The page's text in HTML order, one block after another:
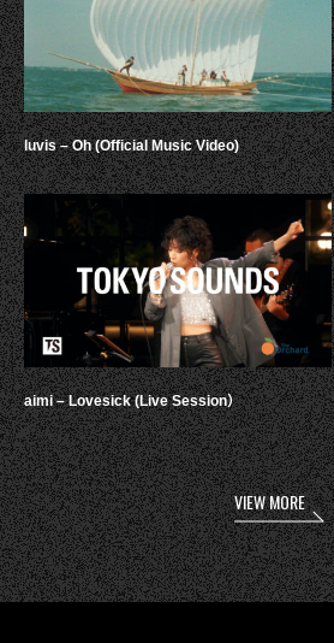
luvis – Oh (Official Music Video)
aimi – Lovesick (Live Session）
VIEW MORE